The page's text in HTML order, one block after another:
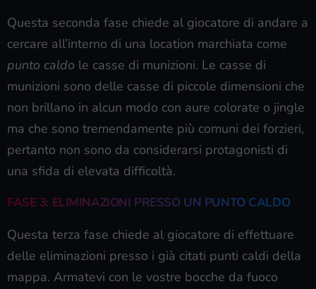
Questa seconda fase chiede al giocatore di andare a
cercare all’interno di una location marchiata come
punto caldo le casse di munizioni. Le casse di
munizioni sono delle casse di piccole dimensioni che
non brillano in alcun modo con aure colorate o jingle
ma che sono tremendamente più comuni dei forzieri,
pertanto non sono da considerarsi protagonisti di
una sfida di elevata difficoltà.
FASE 3: ELIMINAZIONI PRESSO UN PUNTO CALDO
Questa terza fase chiede al giocatore di effettuare
delle eliminazioni presso i già citati punti caldi della
mappa. Armatevi con le vostre bocche da fuoco